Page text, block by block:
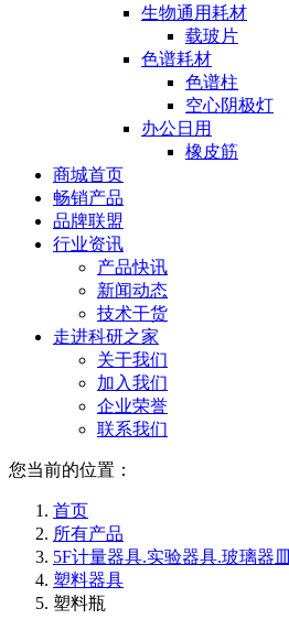
生物通用耗材
载玻片
色谱耗材
色谱柱
空心阴极灯
办公日用
橡皮筋
商城首页
畅销产品
品牌联盟
行业资讯
产品快讯
新闻动态
技术干货
走进科研之家
关于我们
加入我们
企业荣誉
联系我们
您当前的位置：
首页
所有产品
5F计量器具.实验器具.玻璃器皿
塑料器具
塑料瓶